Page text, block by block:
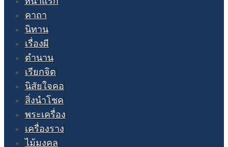
คาถา
นิทาน
เรื่องผี
ตำนาน
เรียกจิต
นิสัยใจคอ
สิ่งนำโชค
พระเครื่อง
เครื่องราง
ไม้มงคล